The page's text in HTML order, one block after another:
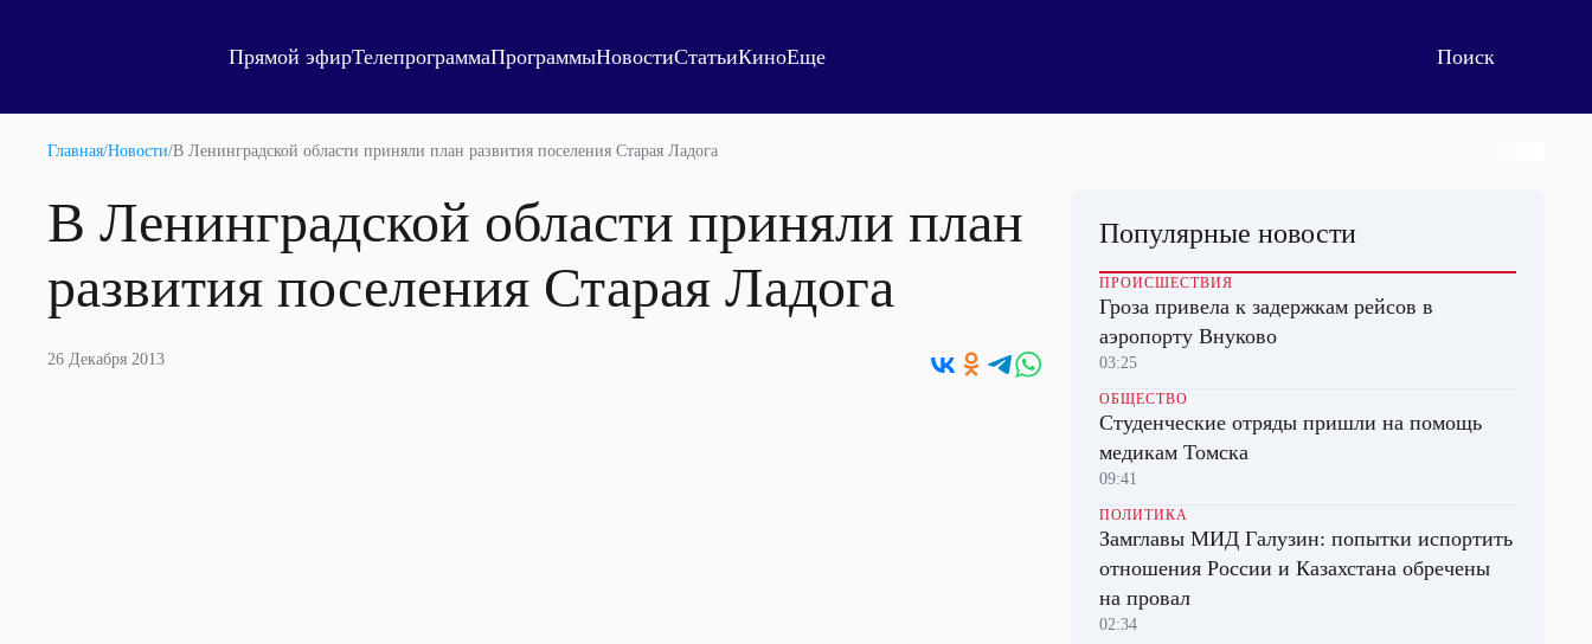
Прямой эфирТелепрограммаПрограммыНовостиСтатьиКиноЕще
Главная/Новости/В Ленинградской области приняли план развития поселения Старая Ладога
В Ленинградской области приняли план
развития поселения Старая Ладога
26 Декабря 2013
Популярные новости
ПРОИСШЕСТВИЯ
Гроза привела к задержкам рейсов в
аэропорту Внуково
03:25
ОБЩЕСТВО
Студенческие отряды пришли на помощь
медикам Томска
09:41
ПОЛИТИКА
Замглавы МИД Галузин: попытки испортить
отношения России и Казахстана обречены
на провал
02:34